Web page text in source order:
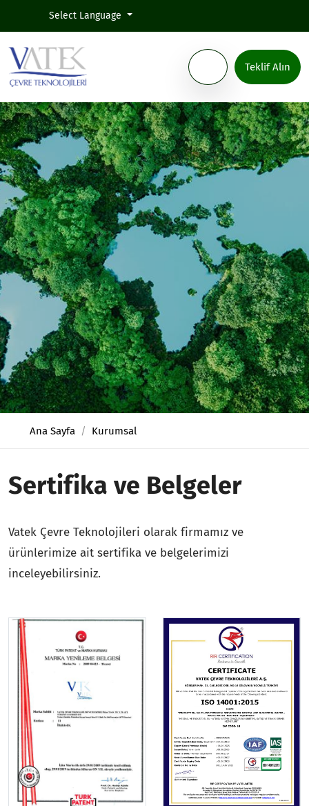
Select Language
Teklif Alın
Ana Sayfa Kurumsal
Sertifika ve Belgeler
Vatek Çevre Teknolojileri olarak firmamız ve
ürünlerimize ait sertifika ve belgelerimizi
inceleyebilirsiniz.